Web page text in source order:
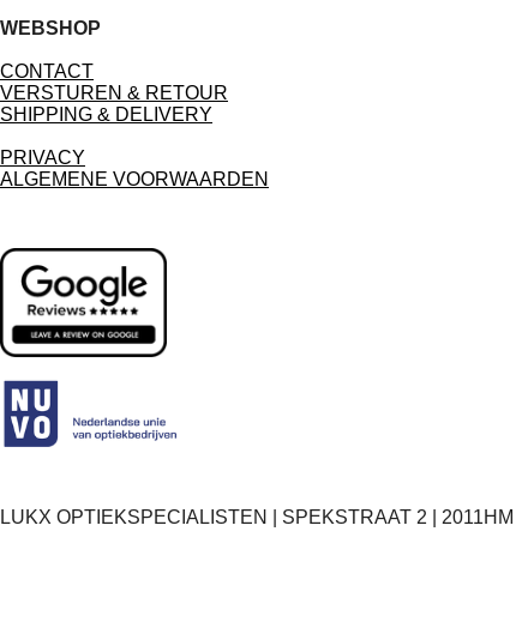
WEBSHOP
CONTACT
VERSTUREN & RETOUR
SHIPPING & DELIVERY
PRIVACY
ALGEMENE VOORWAARDEN
LUKX OPTIEKSPECIALISTEN | SPEKSTRAAT 2 |